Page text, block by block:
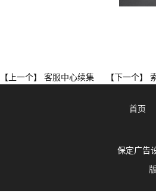
【上一个】 客服中心续集 【下一个】
首页
保定广告